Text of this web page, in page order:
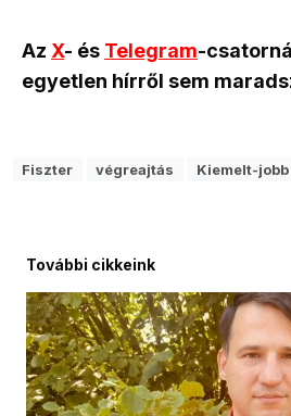
Az X- és Telegram-
egyetlen hírről sem
Fiszter végreajtás Kiemelt-jobb
További cikkeink